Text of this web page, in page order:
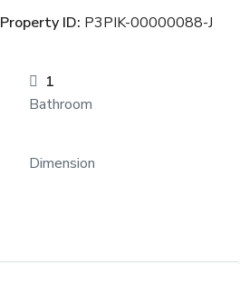
Property ID: P3PIK-00000088-J
1
Bathroom
Dimension